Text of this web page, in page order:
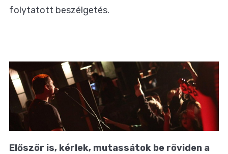
folytatott beszélgetés.
Először is, kérlek, mutassátok be röviden a